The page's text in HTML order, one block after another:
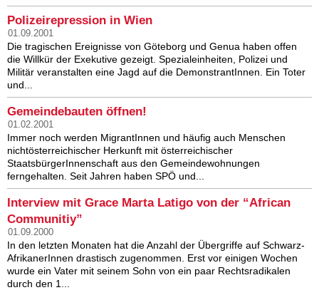
Polizeirepression in Wien
01.09.2001
Die tragischen Ereignisse von Göteborg und Genua haben offen
die Willkür der Exekutive gezeigt. Spezialeinheiten, Polizei und
Militär veranstalten eine Jagd auf die DemonstrantInnen. Ein Toter
und...
Gemeindebauten öffnen!
01.02.2001
Immer noch werden MigrantInnen und häufig auch Menschen
nichtösterreichischer Herkunft mit österreichischer
StaatsbürgerInnenschaft aus den Gemeindewohnungen
ferngehalten. Seit Jahren haben SPÖ und...
Interview mit Grace Marta Latigo von der “African
Communitiy”
01.09.2000
In den letzten Monaten hat die Anzahl der Übergriffe auf Schwarz-
AfrikanerInnen drastisch zugenommen. Erst vor einigen Wochen
wurde ein Vater mit seinem Sohn von ein paar Rechtsradikalen
durch den 1...